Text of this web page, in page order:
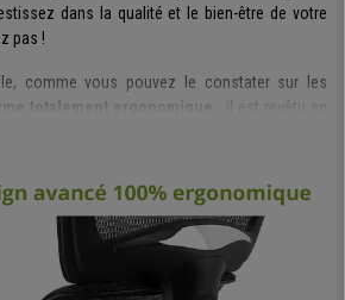
dans la qualité et le bien-être de votre
pas !
comme vous pouvez le constater sur les
totalement ergonomique
: il est revêtu en
protéger cette zone d’éventuelles douleurs et
mécanisme d’inclinaison synchrone
non seulement une
plus grande liberté